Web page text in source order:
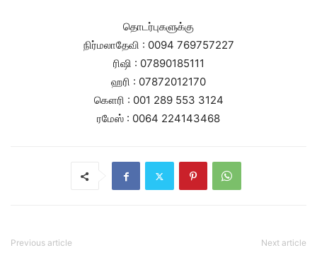
தொடர்புகளுக்கு
நிர்மலாதேவி : 0094 769757227
ரிஷி : 07890185111
ஹரி : 07872012170
கௌரி : 001 289 553 3124
ரமேஸ் : 0064 224143468
Previous article Next article